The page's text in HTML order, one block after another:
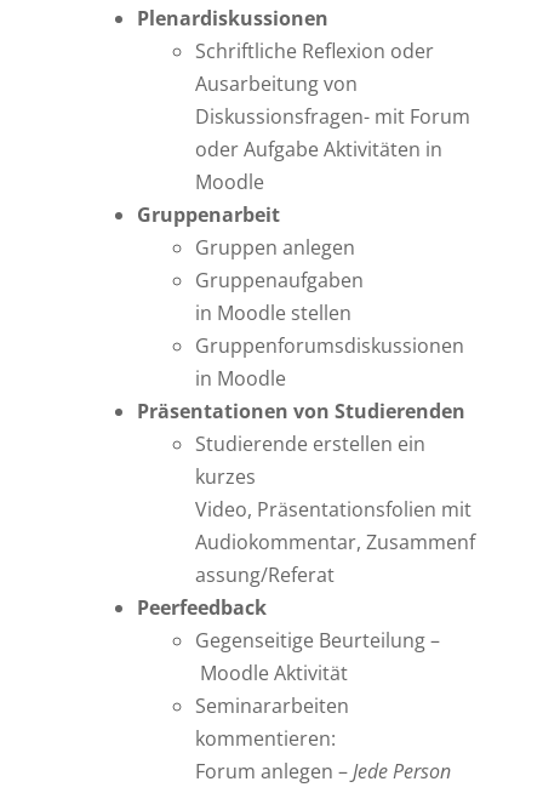
Plenardiskussionen
Schriftliche Reflexion oder
Ausarbeitung von
Diskussionsfragen- mit Forum
oder Aufgabe Aktivitäten in
Moodle
Gruppenarbeit
Gruppen anlegen
Gruppenaufgaben
in Moodle stellen
Gruppenforumsdiskussionen
in Moodle
Präsentationen von Studierenden
Studierende erstellen ein
kurzes
Video, Präsentationsfolien mit
Audiokommentar, Zusammenf
assung/Referat
Peerfeedback
Gegenseitige Beurteilung –
Moodle Aktivität
Seminararbeiten
kommentieren:
Forum anlegen –Jede Person